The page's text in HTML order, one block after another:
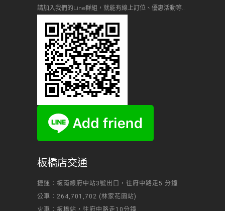
請加入我們的Line群組，就能有線上訂位、優惠活動等..
板橋店交通
捷運：板南線府中站3號出口，往府中路走5 分鐘
公車：264,701,702 (林家花園站)
火車：板橋站，往府中路走10分鐘